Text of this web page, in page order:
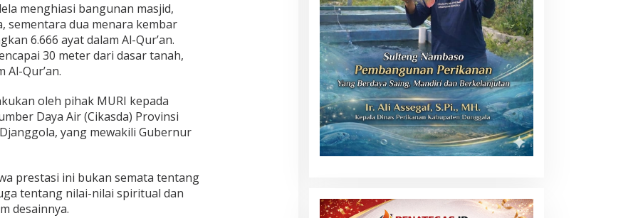
menghiasi bangunan masjid,
sementara dua menara kembar
6.666 ayat dalam Al-Qur’an.
30 meter dari dasar tanah,
Al-Qur’an.
oleh pihak MURI kepada
Daya Air (Cikasda) Provinsi
yang mewakili Gubernur
prestasi ini bukan semata tentang
tentang nilai-nilai spiritual dan
desainnya.